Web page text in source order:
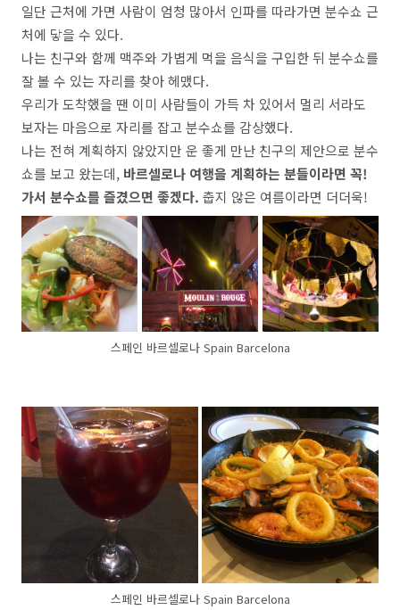
일단 근처에 가면 사람이 엄청 많아서 인파를 따라가면 분수쇼 근
처에 닿을 수 있다.
나는 친구와 함께 맥주와 가볍게 먹을 음식을 구입한 뒤 분수쇼를
잘 볼 수 있는 자리를 찾아 헤맸다.
우리가 도착했을 땐 이미 사람들이 가득 차 있어서 멀리 서라도
보자는 마음으로 자리를 잡고 분수쇼를 감상했다.
나는 전혀 계획하지 않았지만 운 좋게 만난 친구의 제안으로 분수
쇼를 보고 왔는데, 바르셀로나 여행을 계획하는 분들이라면 꼭!
가서 분수쇼를 즐겼으면 좋겠다. 춥지 않은 여름이라면 더더욱!
스페인 바르셀로나 Spain Barcelona
스페인 바르셀로나 Spain Barcelona